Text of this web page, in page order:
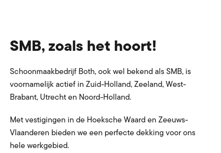
SMB, zoals het hoort!
Schoonmaakbedrijf Both, ook wel bekend als SMB, is
voornamelijk actief in Zuid-Holland, Zeeland, West-
Brabant, Utrecht en Noord-Holland.
Met vestigingen in de Hoeksche Waard en Zeeuws-
Vlaanderen bieden we een perfecte dekking voor ons
hele werkgebied.